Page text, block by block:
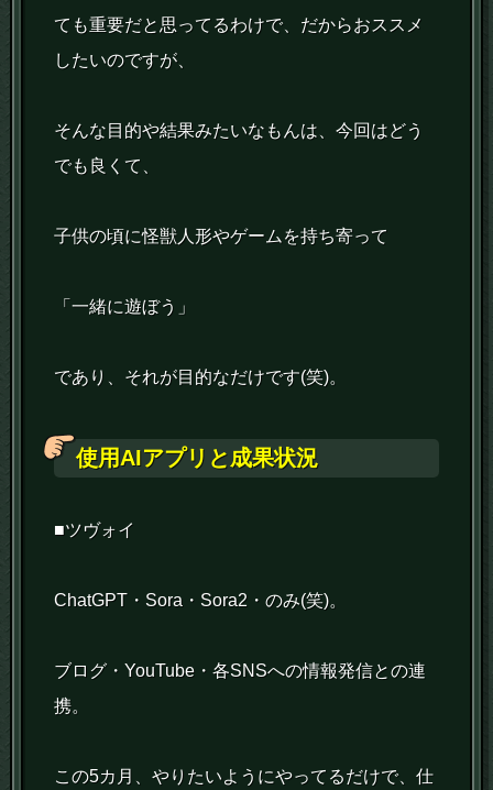
ても重要だと思ってるわけで、だからおススメ
したいのですが、
そんな目的や結果みたいなもんは、今回はどう
でも良くて、
子供の頃に怪獣人形やゲームを持ち寄って
「一緒に遊ぼう」
であり、それが目的なだけです(笑)。
使用AIアプリと成果状況
■ツヴォイ
ChatGPT・Sora・Sora2・のみ(笑)。
ブログ・YouTube・各SNSへの情報発信との連
携。
この5カ月、やりたいようにやってるだけで、仕